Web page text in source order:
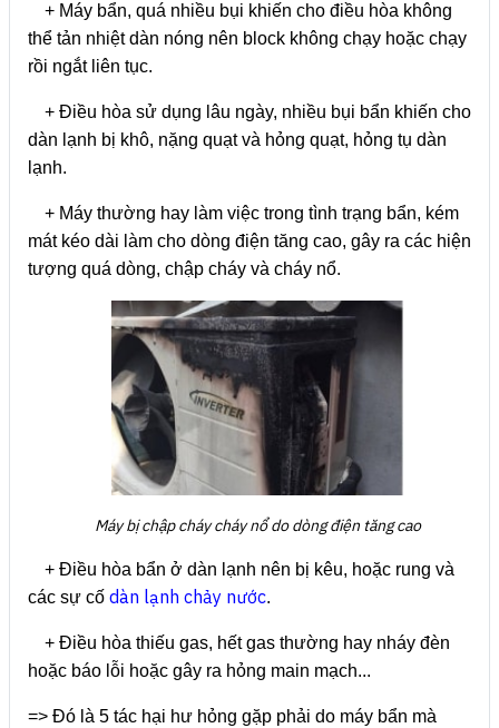
+ Máy bẩn, quá nhiều bụi khiến cho điều hòa không
thể tản nhiệt dàn nóng nên block không chạy hoặc chạy
rồi ngắt liên tục.
+ Điều hòa sử dụng lâu ngày, nhiều bụi bẩn khiến cho
dàn lạnh bị khô, nặng quạt và hỏng quạt, hỏng tụ dàn
lạnh.
+ Máy thường hay làm việc trong tình trạng bẩn, kém
mát kéo dài làm cho dòng điện tăng cao, gây ra các hiện
tượng quá dòng, chập cháy và cháy nổ.
Máy bị chập cháy cháy nổ do dòng điện tăng cao
+ Điều hòa bẩn ở dàn lạnh nên bị kêu, hoặc rung và
các sự cố dàn lạnh chảy nước.
+ Điều hòa thiếu gas, hết gas thường hay nháy đèn
hoặc báo lỗi hoặc gây ra hỏng main mạch...
=> Đó là 5 tác hại hư hỏng gặp phải do máy bẩn mà